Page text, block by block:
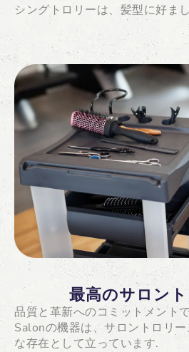
シングトロリーは、髪型に好ま
最高のサロン
品質と革新へのコミットメント
Salonの機器は、サロントロリ
な存在として立っています.